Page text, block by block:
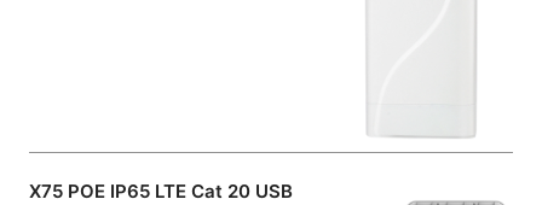
X75 POE IP65 LTE Cat 20 USB